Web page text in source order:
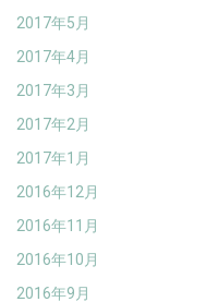
2017年5月
2017年4月
2017年3月
2017年2月
2017年1月
2016年12月
2016年11月
2016年10月
2016年9月